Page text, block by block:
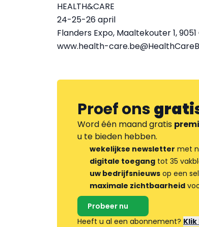
HEALTH&CARE
24-25-26 april
Flanders Expo, Maaltekouter 1,
www.health-
Proef ons
Word één maand gratis
u te bieden hebben.
wekelijkse newsletter met
digitale toegang tot 35
uw bedrijfsnieuws op een
maximale zichtbaarheid
Probeer nu
Heeft u al een abonnement?